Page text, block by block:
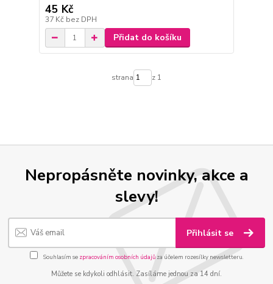
45 Kč
37 Kč bez DPH
Přidat do košíku
strana z 1
Nepropásněte novinky, akce a
slevy!
Přihlásit se
Souhlasím se zpracováním osobních údajůza účelem rozesílky newsletteru.
Můžete se kdykoli odhlásit. Zasíláme jednou za 14 dní.